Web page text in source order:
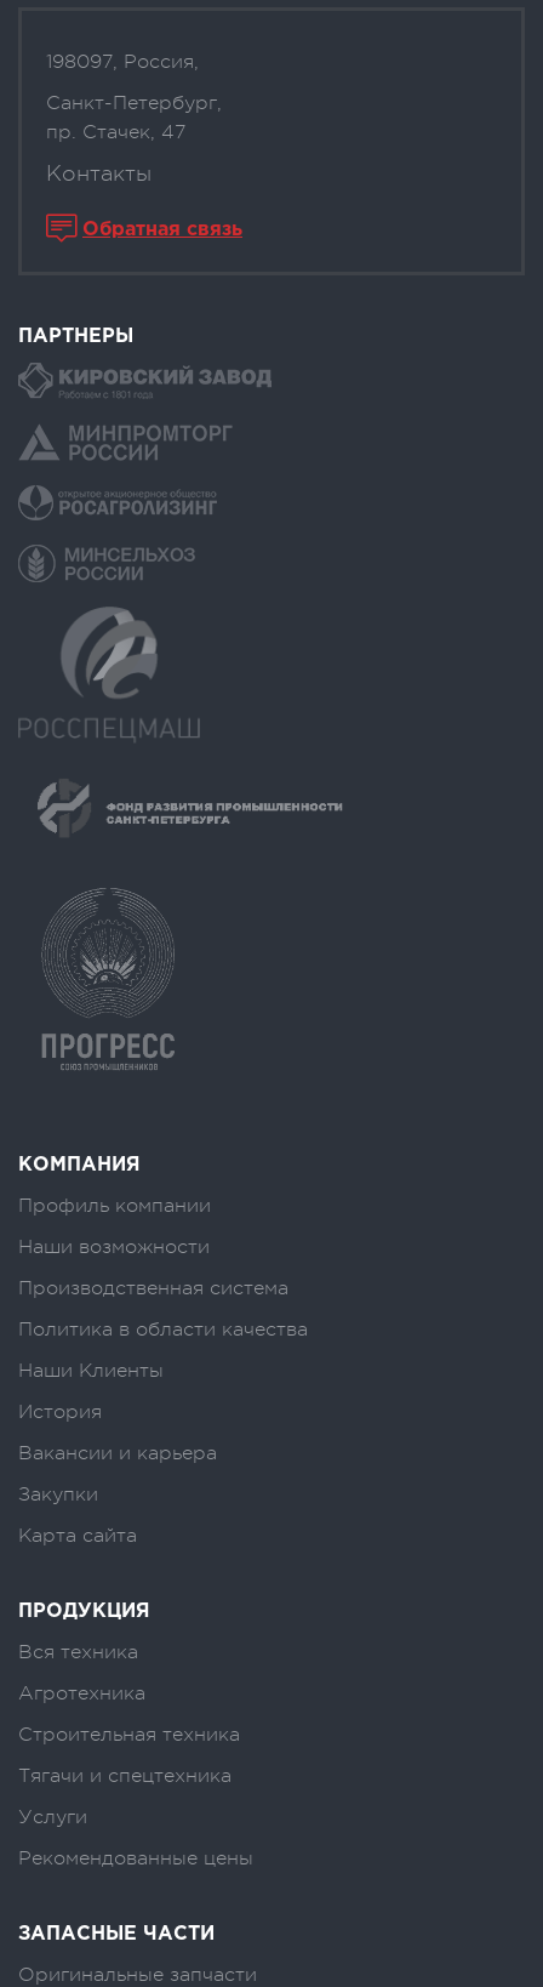
198097, Россия,
Санкт-Петербург,
пр. Стачек, 47
Контакты
Обратная связь
ПАРТНЕРЫ
КОМПАНИЯ
Профиль компании
Наши возможности
Производственная система
Политика в области качества
Наши Клиенты
История
Вакансии и карьера
Закупки
Карта сайта
ПРОДУКЦИЯ
Вся техника
Агротехника
Строительная техника
Тягачи и спецтехника
Услуги
Рекомендованные цены
ЗАПАСНЫЕ ЧАСТИ
Оригинальные запчасти